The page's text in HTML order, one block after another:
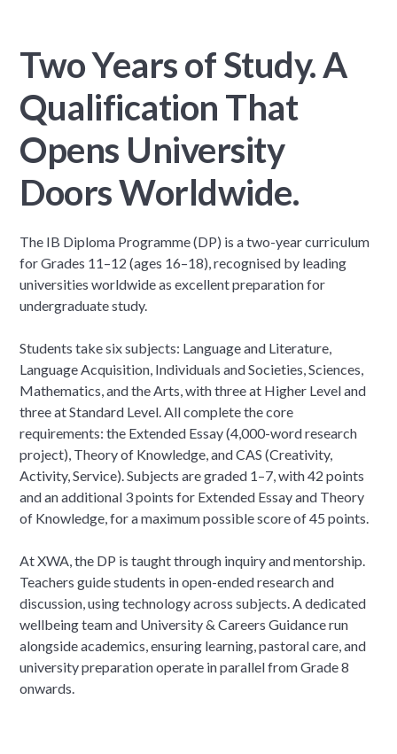
Two Years of Study. A
Qualification That
Opens University
Doors Worldwide.
The IB Diploma Programme (DP) is a two-year curriculum
for Grades 11–12 (ages 16–18), recognised by leading
universities worldwide as excellent preparation for
undergraduate study.
Students take six subjects: Language and Literature,
Language Acquisition, Individuals and Societies, Sciences,
Mathematics, and the Arts, with three at Higher Level and
three at Standard Level. All complete the core
requirements: the Extended Essay (4,000-word research
project), Theory of Knowledge, and CAS (Creativity,
Activity, Service). Subjects are graded 1–7, with 42 points
and an additional 3 points for Extended Essay and Theory
of Knowledge, for a maximum possible score of 45 points.
At XWA, the DP is taught through inquiry and mentorship.
Teachers guide students in open-ended research and
discussion, using technology across subjects. A dedicated
wellbeing team and University & Careers Guidance run
alongside academics, ensuring learning, pastoral care, and
university preparation operate in parallel from Grade 8
onwards.